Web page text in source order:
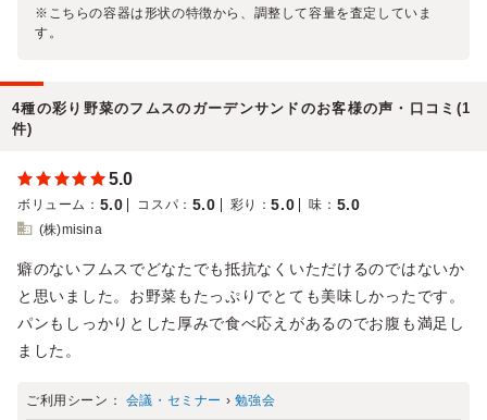
※こちらの容器は形状の特徴から、調整して容量を査定していま
す。
4種の彩り野菜のフムスのガーデンサンドのお客様の声・口コミ(1
件)
5.0
ボリューム ： 5.0 コスパ ： 5.0 彩り ：5.0 味 ： 5.0
(株)misina
癖のないフムスでどなたでも抵抗なくいただけるのではないか
と思いました。お野菜もたっぷりでとても美味しかったです。
パンもしっかりとした厚みで食べ応えがあるのでお腹も満足し
ました。
ご利用シーン： 会議・セミナー › 勉強会